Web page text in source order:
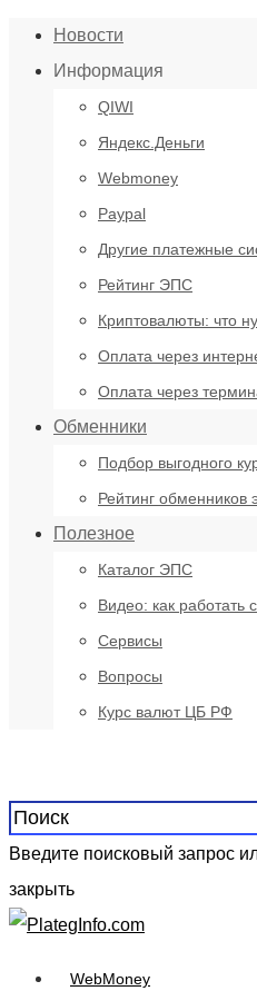
Новости
Информация
QIWI
Яндекс.Деньги
Webmoney
Paypal
Другие платежные
Рейтинг ЭПС
Криптовалюты: что
Оплата через
Оплата через
Обменники
Подбор выгодного
Рейтинг обменников
Полезное
Каталог ЭПС
Видео: как
Сервисы
Вопросы
Курс валют ЦБ РФ
Введите поисковый запрос
закрыть
WebMoney